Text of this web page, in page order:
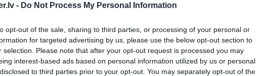
- Do Not Process My Personal Information
opt-out of the sale, sharing to third parties, or processing of your personal or
for targeted advertising by us, please use the below opt-out section to
selection. Please note that after your opt-out request is processed you may
interest-based ads based on personal information utilized by us or personal
to third parties prior to your opt-out. You may separately opt-out of the
Vai kāds varētu pateikt, kas jāņem vērā noņemot degvielas sūkni, lai to varētu pareizi atkal